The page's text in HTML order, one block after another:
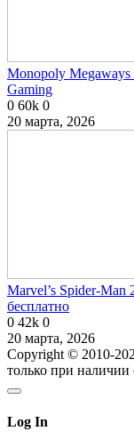
Monopoly
Gaming
0 60k 0
20 марта, 2026
Marvel’s Spider-
бесплатно
0 42k 0
20 марта, 2026
Copyright © 2010-
только при
Log In